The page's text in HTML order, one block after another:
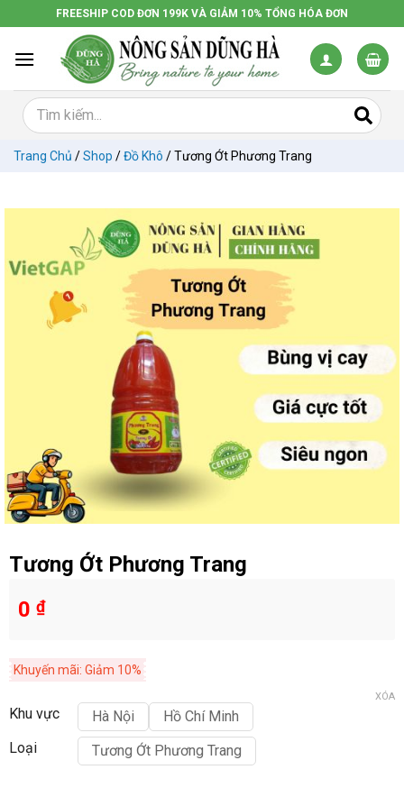
đến
dung
FREESHIP COD ĐƠN 199K VÀ GIẢM 10% TỔNG HÓA ĐƠN
Trang Chủ /Shop /Đồ Khô /Tương Ớt Phương Trang
Tương Ớt Phương Trang
0 ₫
Khuyến mãi: Giảm 10%
Khu vực Hà Nội
Hồ Chí Minh
Loại
Tương Ớt Phương Trang
XÓA